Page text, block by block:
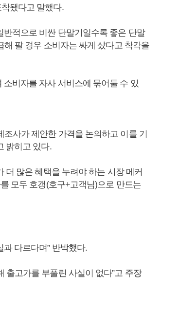
됐다고 말했다.
반적으로 비싼 단말기일수록 좋은 단말
해 팔 경우 소비자는 싸게 샀다고 착각을
비자를 자사 서비스에 묶어둘 수 있
사가 제안한 가격을 논의하고 이를 기
밝히고 있다.
더 많은 혜택을 누려야 하는 시장 메커
모두 호갱(호구+고객님)으로 만드는
다르다며” 반박했다.
출고가를 부풀린 사실이 없다”고 주장